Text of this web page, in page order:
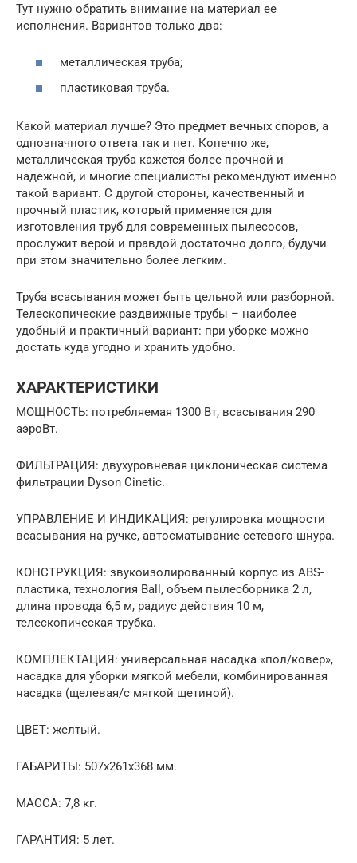
Тут нужно обратить внимание на материал ее
исполнения. Вариантов только два:
металлическая труба;
пластиковая труба.
Какой материал лучше? Это предмет вечных споров, а
однозначного ответа так и нет. Конечно же,
металлическая труба кажется более прочной и
надежной, и многие специалисты рекомендуют именно
такой вариант. С другой стороны, качественный и
прочный пластик, который применяется для
изготовления труб для современных пылесосов,
прослужит верой и правдой достаточно долго, будучи
при этом значительно более легким.
Труба всасывания может быть цельной или разборной.
Телескопические раздвижные трубы – наиболее
удобный и практичный вариант: при уборке можно
достать куда угодно и хранить удобно.
ХАРАКТЕРИСТИКИ
МОЩНОСТЬ: потребляемая 1300 Вт, всасывания 290
аэроВт.
ФИЛЬТРАЦИЯ: двухуровневая циклоническая система
фильтрации Dyson Cinetic.
УПРАВЛЕНИЕ И ИНДИКАЦИЯ: регулировка мощности
всасывания на ручке, автосматывание сетевого шнура.
КОНСТРУКЦИЯ: звукоизолированный корпус из ABS-
пластика, технология Ball, объем пылесборника 2 л,
длина провода 6,5 м, радиус действия 10 м,
телескопическая трубка.
КОМПЛЕКТАЦИЯ: универсальная насадка «пол/ковер»,
насадка для уборки мягкой мебели, комбинированная
насадка (щелевая/с мягкой щетиной).
ЦВЕТ: желтый.
ГАБАРИТЫ: 507x261x368 мм.
МАССА: 7,8 кг.
ГАРАНТИЯ: 5 лет.